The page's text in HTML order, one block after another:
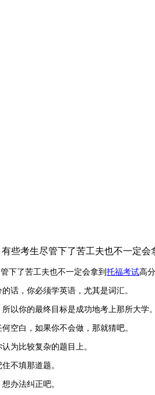
考生尽管下了苦工夫也不一定会
下了苦工夫也不一定会拿到 托福考试高
话，你必须学英语，尤其是词汇。
以你的最终目标是成功地考上那所大学
空白，如果你不会做，那就猜吧。
为比较复杂的题目上。
不填那道题。
办法纠正吧。